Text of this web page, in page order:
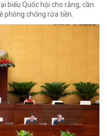
biểu Quốc hội cho rằng, cần
phòng chống rửa tiền.